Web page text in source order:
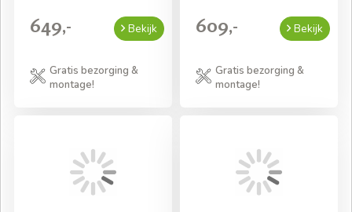
649,- Bekijk
Gratis bezorging &
montage!
609,- Bekijk
Gratis bezorging &
montage!